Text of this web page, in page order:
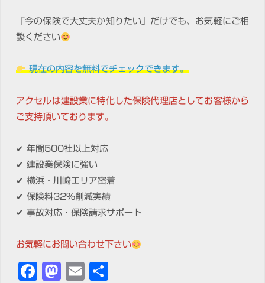
「今の保険で大丈夫か知りたい」だけでも、お気軽にご相
談ください
現在の内容を無料でチェックできます。
アクセルは建設業に特化した保険代理店としてお客様から
ご支持頂いております。
✔ 年間500社以上対応
✔ 建設業保険に強い
✔ 横浜・川崎エリア密着
✔ 保険料32％削減実績
✔ 事故対応・保険請求サポート
お気軽にお問い合わせ下さい
Facebook
Mastodon
Email